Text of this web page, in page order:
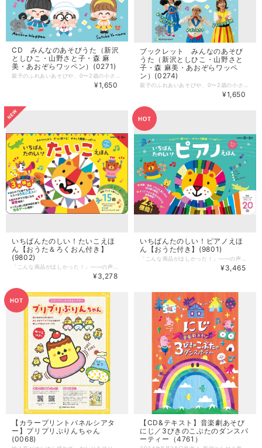
CD みんなのあそびうた（新沢
としひこ・山野さと子・森 麻
美・あおぞらワッペン）(0271)
¥1,650
ブックレット みんなのあそび
うた（新沢としひこ・山野さと
子・森 麻美・あおぞらワッペ
ン）(0274)
¥1,650
いちばんたのしい！たいこえほ
ん【おうた＆ろくおん付き】
(9802)
¥3,278
いちばんたのしい！ピアノえほ
ん【おうた付き】(9801)
¥3,465
【カラープリントパネルシアタ
ー】プリプリぷりんちゃん
(0068)
【CD&テキスト】音楽劇あそび
にじ／3びきのこぶたのダンスパ
ーティー（4761）